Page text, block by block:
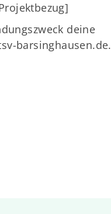
deine
barsinghausen.de.